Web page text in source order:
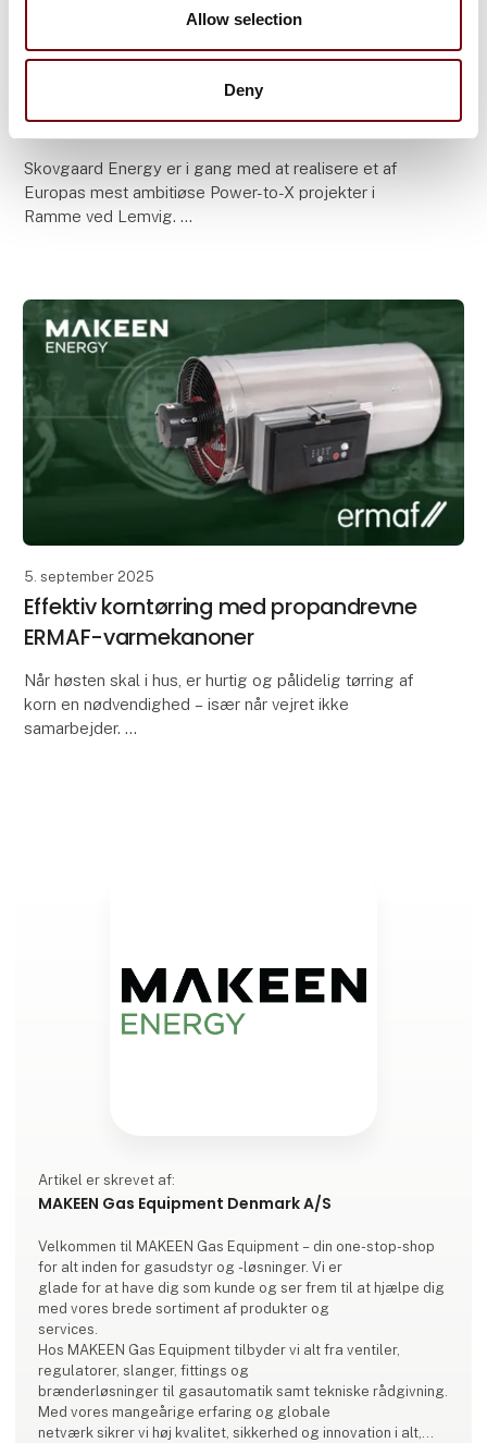
Allow selection
Deny
MAKEEN Gas Equipment leverer kritiske
fyldeslanger og komponenter til
Skovgaard Energy’s ammoniak-projekt
Skovgaard Energy er i gang med at realisere et af
Europas mest ambitiøse Power-to-X projekter i
Ramme ved Lemvig.
5. september 2025
Effektiv korntørring med propandrevne
ERMAF-varmekanoner
Når høsten skal i hus, er hurtig og pålidelig tørring af
korn en nødvendighed – især når vejret ikke
samarbejder.
Artikel er skrevet af:
MAKEEN Gas Equipment Denmark A/S
Velkommen til MAKEEN Gas Equipment – din one-stop-shop
for alt inden for gasudstyr og -løsninger. Vi er
glade for at have dig som kunde og ser frem til at hjælpe dig
med vores brede sortiment af produkter og
services.
Hos MAKEEN Gas Equipment tilbyder vi alt fra ventiler,
regulatorer, slanger, fittings og
brænderløsninger til gasautomatik samt tekniske rådgivning.
Med vores mangeårige erfaring og globale
netværk sikrer vi høj kvalitet, sikkerhed og innovation i alt,